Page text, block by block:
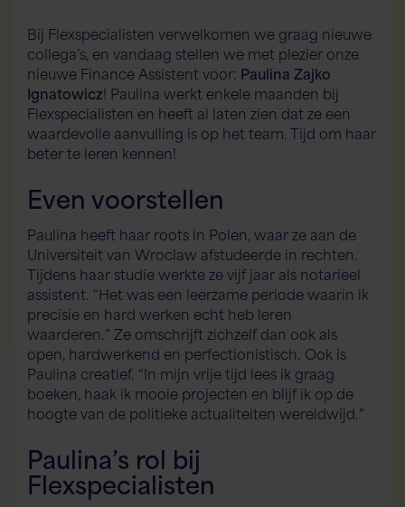
Bij Flexspecialisten verwelkomen we graag nieuwe
collega’s, en vandaag stellen we met plezier onze
nieuwe Finance Assistent voor: Paulina Zajko
Ignatowicz! Paulina werkt enkele maanden bij
Flexspecialisten en heeft al laten zien dat ze een
waardevolle aanvulling is op het team. Tijd om haar
beter te leren kennen!
Even voorstellen
Paulina heeft haar roots in Polen, waar ze aan de
Universiteit van Wroclaw afstudeerde in rechten.
Tijdens haar studie werkte ze vijf jaar als notarieel
assistent. “Het was een leerzame periode waarin ik
precisie en hard werken echt heb leren
waarderen.” Ze omschrijft zichzelf dan ook als
open, hardwerkend en perfectionistisch. Ook is
Paulina creatief. “In mijn vrije tijd lees ik graag
boeken, haak ik mooie projecten en blijf ik op de
hoogte van de politieke actualiteiten wereldwijd.”
Paulina’s rol bij
Flexspecialisten
Flexspecialisten Flex AI Assistent
Hallo! Hoe kan ik je vandaag helpen?